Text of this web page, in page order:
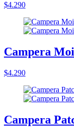
$4.290
Campera
$4.290
Campera